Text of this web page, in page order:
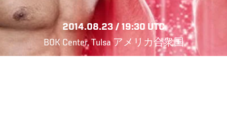
2014.08.23 / 19:30 UTC
BOK Center, Tulsa アメリカ合衆国